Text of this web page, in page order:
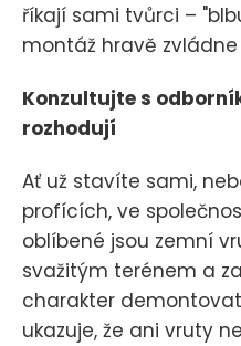
říkají sami tvůrci –
montáž hravě zvládne
Konzultujte s
rozhodují
Ať už stavíte sami,
profících, ve
oblíbené jsou zemní
svažitým terénem a
charakter
ukazuje, že ani vruty